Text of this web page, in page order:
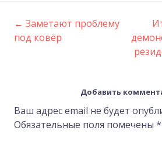
Post
← Заметают проблему
под ковёр
Добавить
Ваш адрес email не будет
Обязательные поля помечены *